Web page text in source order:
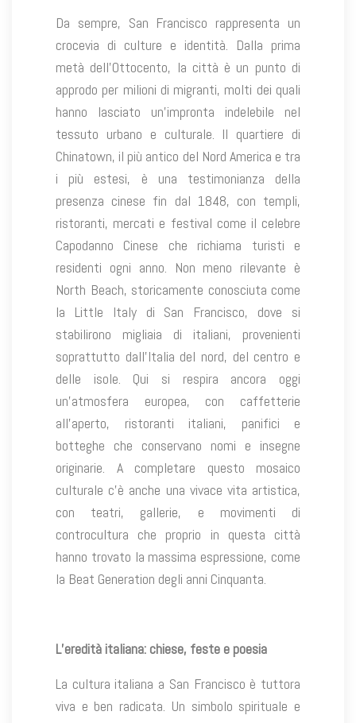
Da sempre, San Francisco rappresenta un
crocevia di culture e identità. Dalla prima
metà dell’Ottocento, la città è un punto di
approdo per milioni di migranti, molti dei quali
hanno lasciato un’impronta indelebile nel
tessuto urbano e culturale. Il quartiere di
Chinatown, il più antico del Nord America e tra
i più estesi, è una testimonianza della
presenza cinese fin dal 1848, con templi,
ristoranti, mercati e festival come il celebre
Capodanno Cinese che richiama turisti e
residenti ogni anno. Non meno rilevante è
North Beach, storicamente conosciuta come
la Little Italy di San Francisco, dove si
stabilirono migliaia di italiani, provenienti
soprattutto dall’Italia del nord, del centro e
delle isole. Qui si respira ancora oggi
un’atmosfera europea, con caffetterie
all’aperto, ristoranti italiani, panifici e
botteghe che conservano nomi e insegne
originarie. A completare questo mosaico
culturale c’è anche una vivace vita artistica,
con teatri, gallerie, e movimenti di
controcultura che proprio in questa città
hanno trovato la massima espressione, come
la Beat Generation degli anni Cinquanta.
L’eredità italiana: chiese, feste e poesia
La cultura italiana a San Francisco è tuttora
viva e ben radicata. Un simbolo spirituale e